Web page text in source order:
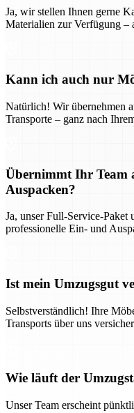
Ja, wir stellen Ihnen gerne
Materialien zur Verfügung –
Kann ich auch nur
Natürlich! Wir übernehmen
Transporte – ganz nach
Übernimmt Ihr Team
Auspacken?
Ja, unser Full-Service-Paket
professionelle Ein- und
Ist mein Umzugsgut
Selbstverständlich! Ihre
Transports über uns
Wie läuft der
Unser Team erscheint